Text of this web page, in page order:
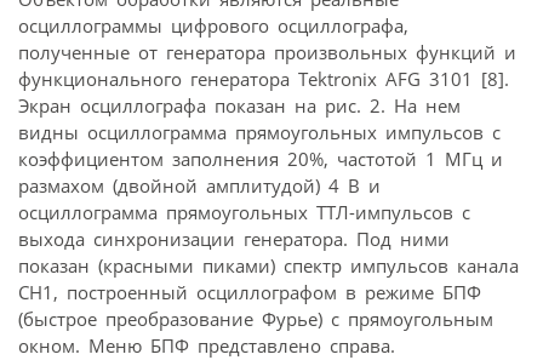
осциллограммы цифрового осциллографа,
полученные от генератора произвольных функций и
функционального генератора Tektronix AFG 3101 [8].
Экран осциллографа показан на рис. 2. На нем
видны осциллограмма прямоугольных импульсов с
коэффициентом заполнения 20%, частотой 1 МГц и
размахом (двойной амплитудой) 4 В и
осциллограмма прямоугольных ТТЛ-импульсов с
выхода синхронизации генератора. Под ними
показан (красными пиками) спектр импульсов канала
CH1, построенный осциллографом в режиме БПФ
(быстрое преобразование Фурье) с прямоугольным
окном. Меню БПФ представлено справа.